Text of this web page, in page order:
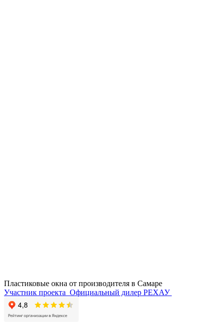
Пластиковые окна от производителя в Самаре
Участник проекта Официальный дилер РЕХАУ